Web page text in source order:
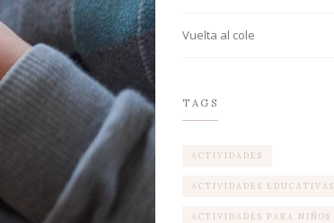
Vuelta al cole
TAGS
ACTIVIDADES
ACTIVIDADES EDUCATIVAS
ACTIVIDADES PARA NIÑOS